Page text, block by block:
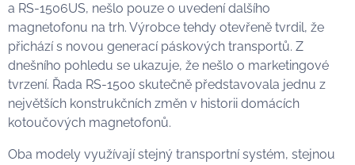
a RS-1506US, nešlo pouze o uvedení dalšího
magnetofonu na trh. Výrobce tehdy otevřeně tvrdil, že
přichází s novou generací páskových transportů. Z
dnešního pohledu se ukazuje, že nešlo o marketingové
tvrzení. Řada RS-1500 skutečně představovala jednu z
největších konstrukčních změn v historii domácích
kotoučových magnetofonů.
Oba modely využívají stejný transportní systém, stejnou